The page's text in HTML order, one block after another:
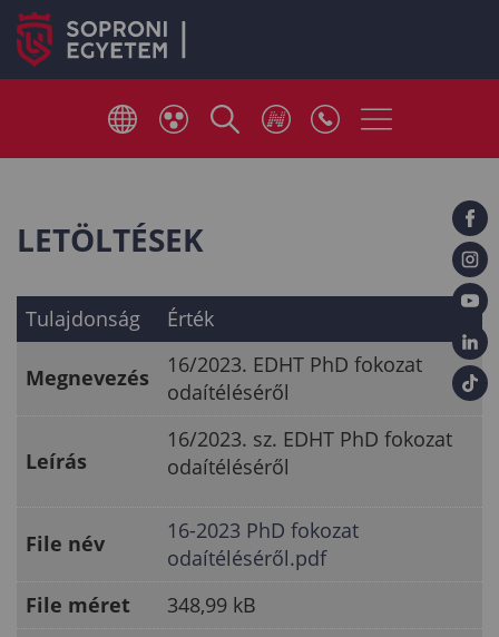
LETÖLTÉSEK
Tulajdonság Érték
Megnevezés
16/2023. EDHT PhD fokozat
odaítéléséről
Leírás
16/2023. sz. EDHT PhD fokozat
odaítéléséről
File név
16-2023 PhD fokozat
odaítéléséről.pdf
File méret
348,99 kB